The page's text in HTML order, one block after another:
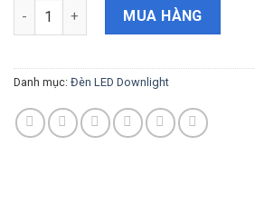
LED Neo Slim Downlight vuông
MUA HÀNG
Danh mục: Đèn LED Downlight